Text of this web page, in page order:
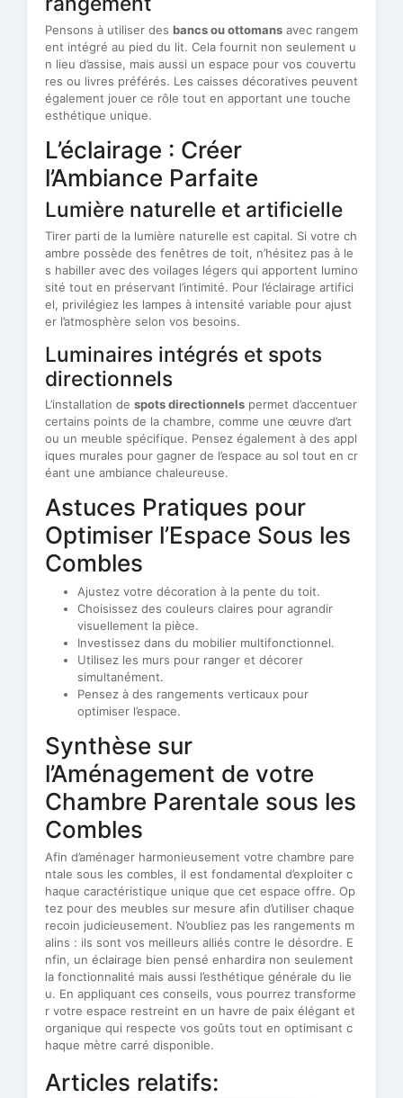
Pensons à utiliser des bancs ou ottomans avec rangem
ent intégré au pied du lit. Cela fournit non seulement u
n lieu d’assise, mais aussi un espace pour vos couvertu
res ou livres préférés. Les caisses décoratives peuvent
également jouer ce rôle tout en apportant une touche
esthétique unique.
L’éclairage : Créer
l’Ambiance Parfaite
Lumière naturelle et artificielle
Tirer parti de la lumière naturelle est capital. Si votre ch
ambre possède des fenêtres de toit, n’hésitez pas à le
s habiller avec des voilages légers qui apportent lumino
sité tout en préservant l’intimité. Pour l’éclairage artifici
el, privilégiez les lampes à intensité variable pour ajust
er l’atmosphère selon vos besoins.
Luminaires intégrés et spots
directionnels
L’installation de spots directionnels permet d’accentuer
certains points de la chambre, comme une œuvre d’art
ou un meuble spécifique. Pensez également à des appl
iques murales pour gagner de l’espace au sol tout en cr
éant une ambiance chaleureuse.
Astuces Pratiques pour
Optimiser l’Espace Sous les
Combles
Ajustez votre décoration à la pente du toit.
Choisissez des couleurs claires pour agrandir
visuellement la pièce.
Investissez dans du mobilier multifonctionnel.
Utilisez les murs pour ranger et décorer
simultanément.
Pensez à des rangements verticaux pour
optimiser l’espace.
Synthèse sur
l’Aménagement de votre
Chambre Parentale sous les
Combles
Afin d’aménager harmonieusement votre chambre pare
ntale sous les combles, il est fondamental d’exploiter c
haque caractéristique unique que cet espace offre. Op
tez pour des meubles sur mesure afin d’utiliser chaque
recoin judicieusement. N’oubliez pas les rangements m
alins : ils sont vos meilleurs alliés contre le désordre. E
nfin, un éclairage bien pensé enhardira non seulement
la fonctionnalité mais aussi l’esthétique générale du lie
u. En appliquant ces conseils, vous pourrez transforme
r votre espace restreint en un havre de paix élégant et
organique qui respecte vos goûts tout en optimisant c
haque mètre carré disponible.
Articles relatifs: